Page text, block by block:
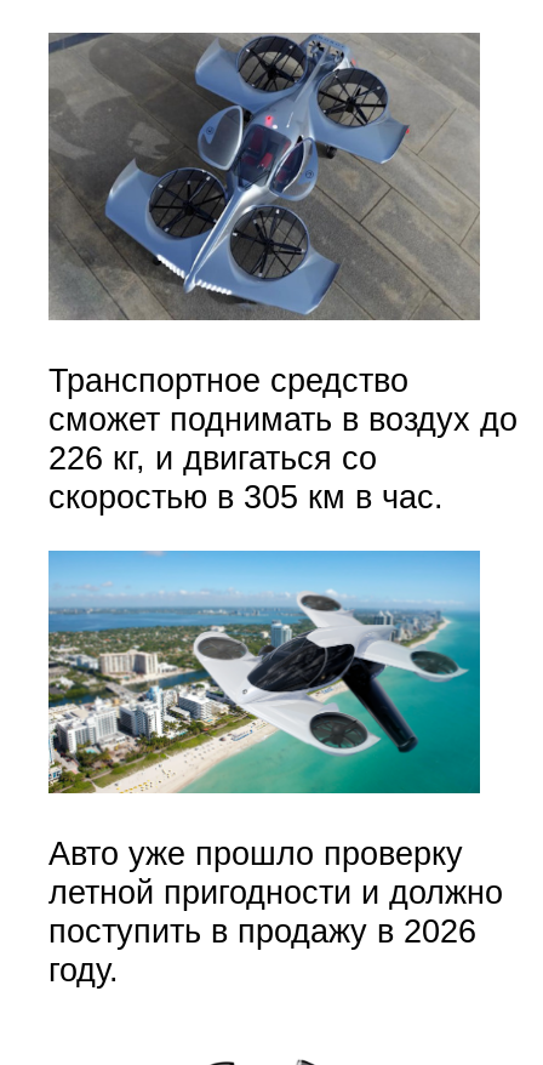
Транспортное средство
сможет поднимать в воздух до
226 кг, и двигаться со
скоростью в 305 км в час.
Авто уже прошло проверку
летной пригодности и должно
поступить в продажу в 2026
году.